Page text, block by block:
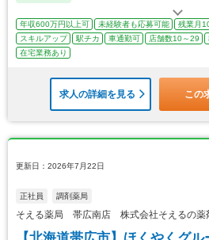
年収600万円以上可 未経験者も応募可能 残業月
スキルアップ
駅チカ 車通勤可 店舗数10～29
在宅業務あり
求人の詳細を見る この
更新日：2026年7月22日
正社員 調剤薬局
そえる薬局 帯広南店 株式会社そえるの薬